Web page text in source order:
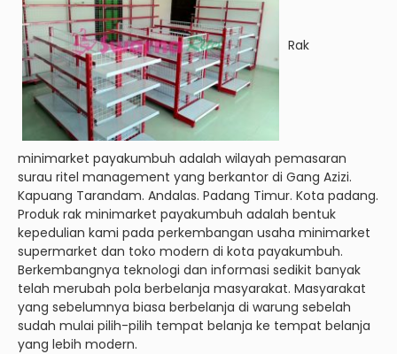
Rak
minimarket payakumbuh adalah wilayah pemasaran
surau ritel management yang berkantor di Gang Azizi.
Kapuang Tarandam. Andalas. Padang Timur. Kota padang.
Produk rak minimarket payakumbuh adalah bentuk
kepedulian kami pada perkembangan usaha minimarket
supermarket dan toko modern di kota payakumbuh.
Berkembangnya teknologi dan informasi sedikit banyak
telah merubah pola berbelanja masyarakat. Masyarakat
yang sebelumnya biasa berbelanja di warung sebelah
sudah mulai pilih-pilih tempat belanja ke tempat belanja
yang lebih modern.